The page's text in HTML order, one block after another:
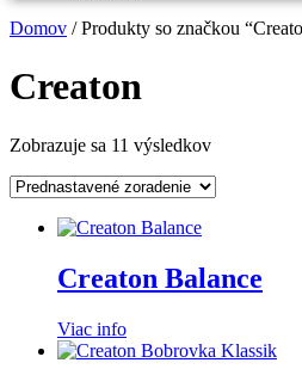
Domov / Produkty so značkou
Creaton
Zobrazuje sa 11 výsledkov
Creaton Balance
Viac info